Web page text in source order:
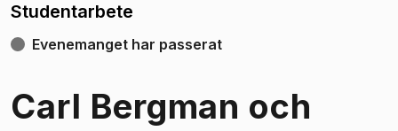
Studentarbete
Evenemanget har passerat
Carl Bergman och